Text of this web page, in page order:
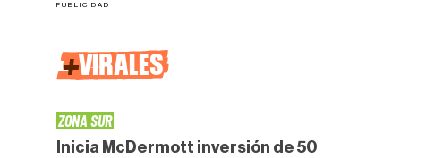
+VIRALES
ZONA SUR
Inicia McDermott inversión de 50